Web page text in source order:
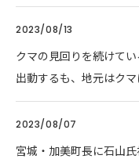
2023/08/13
クマの見回りを続けて
出動するも、地元はク
2023/08/07
宮城・加美町長に石山